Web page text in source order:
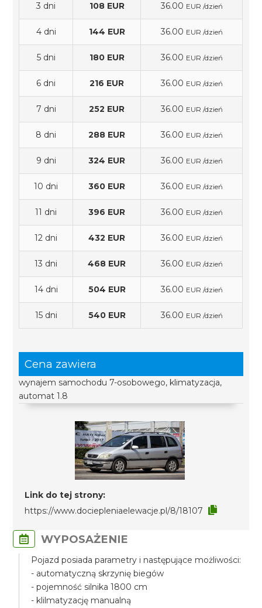
3 dni 108 EUR 36.00 EUR /dzień
4 dni 144 EUR 36.00 EUR /dzień
5 dni 180 EUR 36.00 EUR /dzień
6 dni 216 EUR 36.00 EUR /dzień
7 dni 252 EUR 36.00 EUR /dzień
8 dni 288 EUR 36.00 EUR /dzień
9 dni 324 EUR 36.00 EUR /dzień
10 dni 360 EUR 36.00 EUR /dzień
11 dni 396 EUR 36.00 EUR /dzień
12 dni 432 EUR 36.00 EUR /dzień
13 dni 468 EUR 36.00 EUR /dzień
14 dni 504 EUR 36.00 EUR /dzień
15 dni 540 EUR 36.00 EUR /dzień
Cena zawiera
wynajem samochodu 7-osobowego, klimatyzacja,
automat 1.8
Link do tej strony:
https://www.dociepleniaelewacje.pl/8/18107
WYPOSAŻENIE
Pojazd posiada parametry i następujące możliwości:
- automatyczną skrzynię biegów
- pojemność silnika 1800 cm
- klilmatyzację manualną